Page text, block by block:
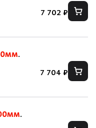
7 702 ₽
.
7 704 ₽
.